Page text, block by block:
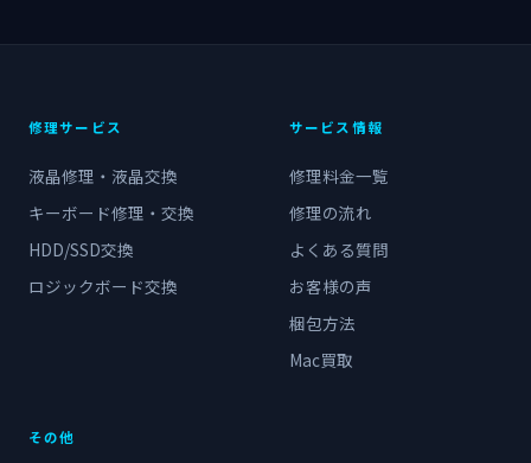
修理サービス
液晶修理・液晶交換
キーボード修理・交換
HDD/SSD交換
ロジックボード交換
サービス情報
修理料金一覧
修理の流れ
よくある質問
お客様の声
梱包方法
Mac買取
その他